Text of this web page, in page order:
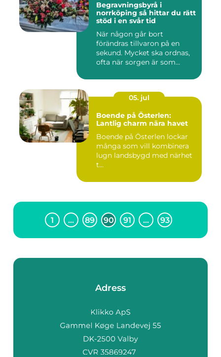
Begravningsbyrå i
norrköping så hittar du rätt
stöd i en svår tid
När någon går bort
förändras tillvaron på en
sekund. Mycket ska ordnas,
ofta när sorgen är som
05. jul
Boende på Österlen:
Lantlig charm nära havet
Boende på Österlen lockar
många som vill kombinera
lugn landsbygd med närhet
t...
1 … 89 90 91 … 93
Adress